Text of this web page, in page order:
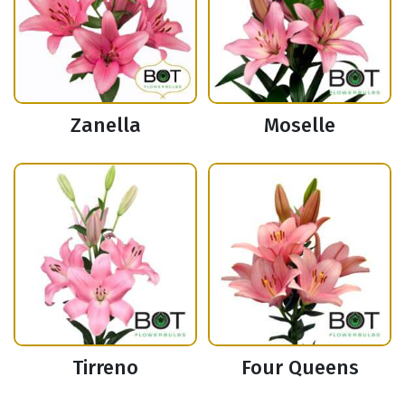
Zanella Moselle
Tirreno Four Queens